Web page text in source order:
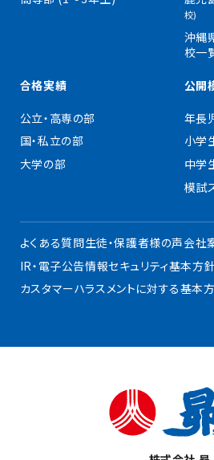
校)
沖縄
校一
合格実績
公立・高専の部
国・私立の部
大学の部
公開
年長
小学
中学
模試
よくある質問生徒・保護者様の声会社
IR・電子公告情報セキュリティ基本方
カスタマーハラスメントに対する基本